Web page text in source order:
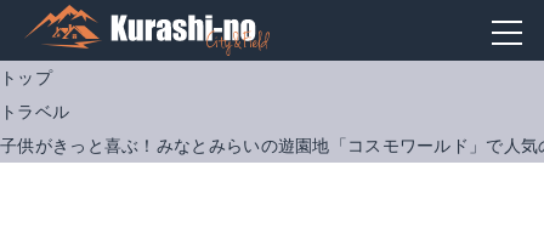
トップ
トラベル
子供がきっと喜ぶ！みなとみらいの遊園地「コスモワールド」で人